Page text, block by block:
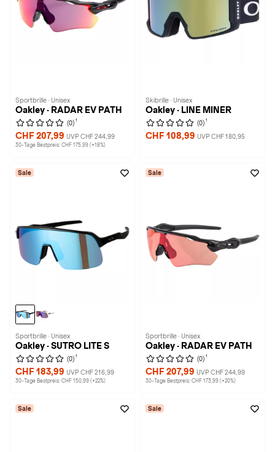
Sportbrille · Unisex
Oakley · RADAR EV PATH
(0) 1
CHF 207,99 UVP CHF 244,99
30-Tage Bestpreis: CHF 175,99 (+18%)
Skibrille · Unisex
Oakley · LINE MINER
(0) 1
CHF 108,99 UVP CHF 180,95
Sale
Sportbrille · Unisex
Oakley · SUTRO LITE S
(0) 1
CHF 183,99 UVP CHF 216,99
30-Tage Bestpreis: CHF 150,99 (+22%)
Sale
Sportbrille · Unisex
Oakley · RADAR EV PATH
(0) 1
CHF 207,99 UVP CHF 244,99
30-Tage Bestpreis: CHF 173,99 (+20%)
Sale Sale